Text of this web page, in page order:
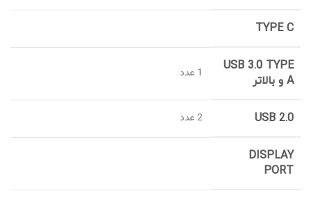
TYPE C
USB 3.0 TYPE
A و بالاتر
1 عدد
USB 2.0 2 عدد
DISPLAY
PORT